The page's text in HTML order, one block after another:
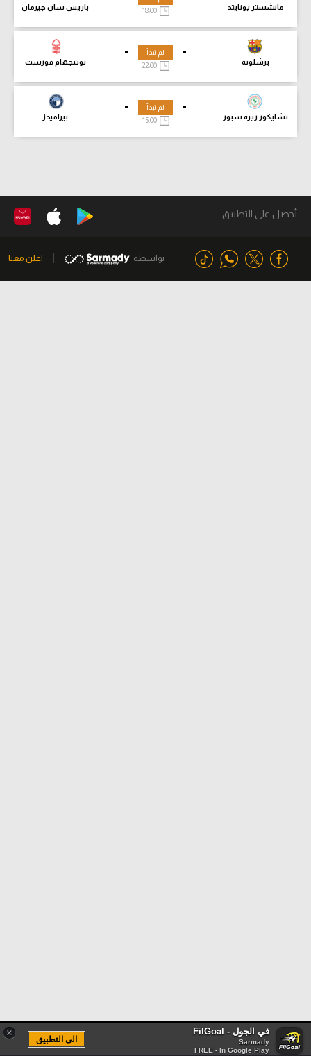
مانشستر يونايتد باريس سان جيرمان 18:00
-
برشلونة
-
نوتنجهام فورست
لم تبدأ
-
تشايكور ريزه سبور
-
بيراميدز
لم تبدأ
15:00
أحصل على التطبيق
بواسطة اعلن معنا
× في الجول - FilGoal
Sarmady
FREE - In Google Play
الى التطبيق